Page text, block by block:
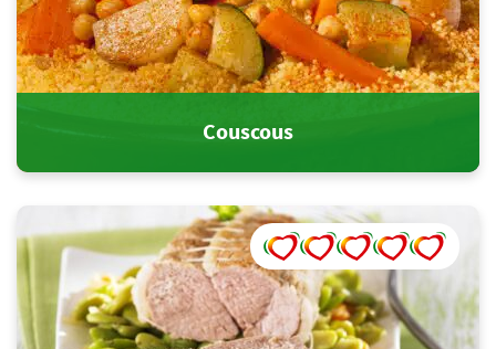
Couscous